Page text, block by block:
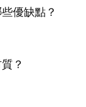
優缺點？
？